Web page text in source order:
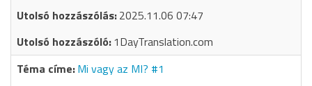
2025.11.06 07:47
1DayTranslation.com
Mi vagy az MI? #1